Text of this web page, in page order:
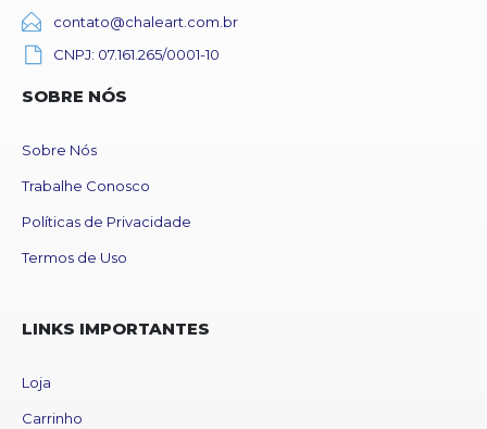
contato@chaleart.com.br
CNPJ: 07.161.265/0001-10
SOBRE NÓS
Sobre Nós
Trabalhe Conosco
Políticas de Privacidade
Termos de Uso
LINKS IMPORTANTES
Loja
Carrinho